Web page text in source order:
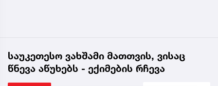
საუკეთესო ვახშამი მათთვის, ვისაც
წნევა აწუხებს - ექიმების რჩევა